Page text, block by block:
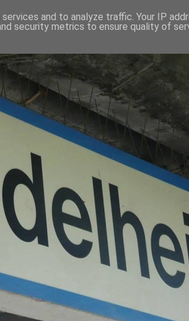
and to analyze traffic. Your IP
security metrics to ensure quality of